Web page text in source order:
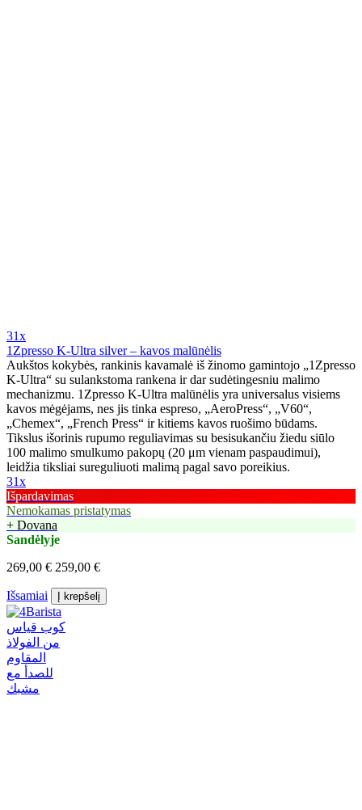
31x
1Zpresso K-Ultra silver – kavos malūnėlis
Aukštos kokybės, rankinis kavamalė iš žinomo gamintojo „1Zpresso
K-Ultra“ su sulankstoma rankena ir dar sudėtingesniu malimo
mechanizmu. 1Zpresso K-Ultra malūnėlis yra universalus visiems
kavos mėgėjams, nes jis tinka espreso, „AeroPress“, „V60“,
„Chemex“, „French Press“ ir kitiems kavos ruošimo būdams.
Tikslus išorinis rupumo reguliavimas su besisukančiu žiedu siūlo
100 malimo smulkumo pakopų (20 μm vienam paspaudimui),
leidžia tiksliai sureguliuoti malimą pagal savo poreikius.
31x
Išpardavimas
Nemokamas pristatymas
+ Dovana
Sandėlyje
269,00 € 259,00 €
Išsamiai Į krepšelį